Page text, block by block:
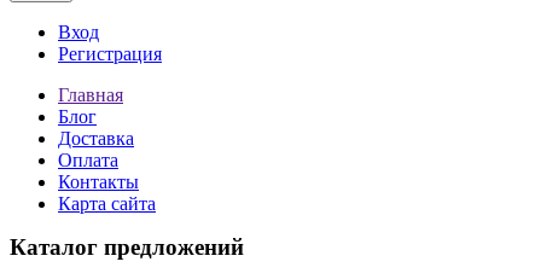
Вход
Регистрация
Главная
Блог
Доставка
Оплата
Контакты
Карта сайта
Каталог предложений